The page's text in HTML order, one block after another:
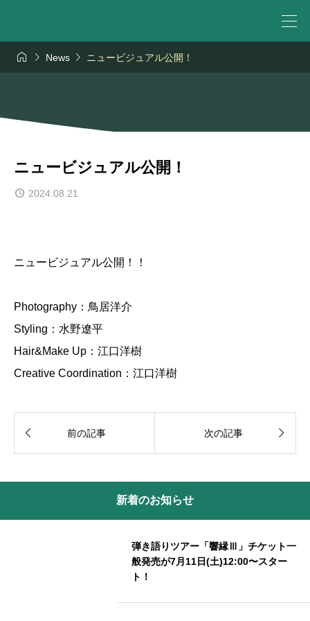
  News  ニュービジュアル公開！
ニュービジュアル公開！
2024.08.21
ニュービジュアル公開！！
Photography：鳥居洋介
Styling：水野遼平
Hair&Make Up：江口洋樹
Creative Coordination：江口洋樹
 前の記事 次の記事 
新着のお知らせ
弾き語りツアー「響縁Ⅲ」チケット一
般発売が7月11日(土)12:00〜スター
ト！